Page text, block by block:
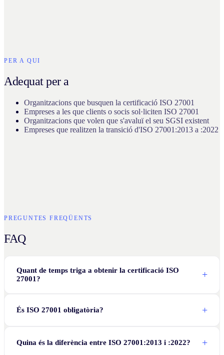
PER A QUI
Adequat per a
Organitzacions que busquen la certificació ISO 27001
Empreses a les que clients o socis sol·liciten ISO 27001
Organitzacions que volen que s'avaluï el seu SGSI existent
Empreses que realitzen la transició d'ISO 27001:2013 a :2022
PREGUNTES FREQÜENTS
FAQ
Quant de temps triga a obtenir la certificació ISO
27001?
És ISO 27001 obligatòria?
Quina és la diferència entre ISO 27001:2013 i :2022?